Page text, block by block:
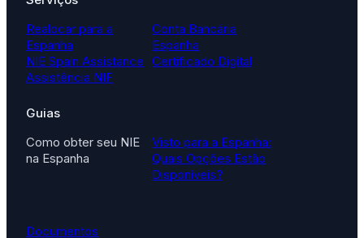
Realocar para a
Espanha
NIE Spain Assistance
Assistência NIF
Conta Bancária
Espanha
Certificado Digital
Guias
Como obter seu NIE
na Espanha
Visto para a Espanha:
Quais Opções Estão
Disponíveis?
Documentos